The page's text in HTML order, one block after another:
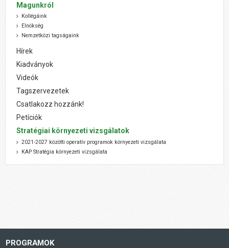
Magunkról
Kollégáink
Elnökség
Nemzetközi tagságaink
Hírek
Kiadványok
Videók
Tagszervezetek
Csatlakozz hozzánk!
Petíciók
Stratégiai környezeti vizsgálatok
2021-2027 közötti operatív programok környezeti vizsgálata
KAP Stratégia környezeti vizsgálata
PROGRAMOK